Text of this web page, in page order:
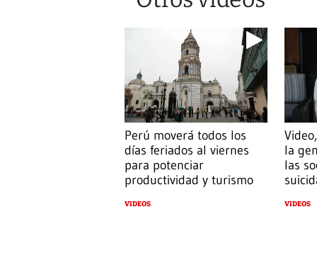
Perú moverá todos los
días feriados al viernes
para potenciar
productividad y turismo
VIDEOS
la
las
VIDEOS